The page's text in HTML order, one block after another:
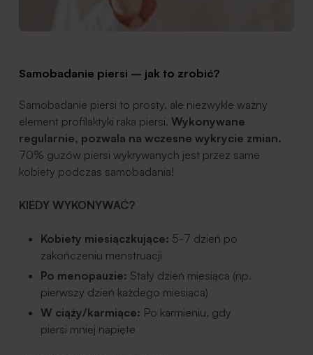
Samobadanie piersi – jak to zrobić?
Samobadanie piersi to prosty, ale niezwykle ważny
element profilaktyki raka piersi. Wykonywane
regularnie, pozwala na wczesne wykrycie zmian.
70% guzów piersi wykrywanych jest przez same
kobiety podczas samobadania!
KIEDY WYKONYWAĆ?
Kobiety miesiączkujące: 5-7 dzień po
zakończeniu menstruacji
Po menopauzie: Stały dzień miesiąca (np.
pierwszy dzień każdego miesiąca)
W ciąży/karmiące: Po karmieniu, gdy
piersi mniej napięte